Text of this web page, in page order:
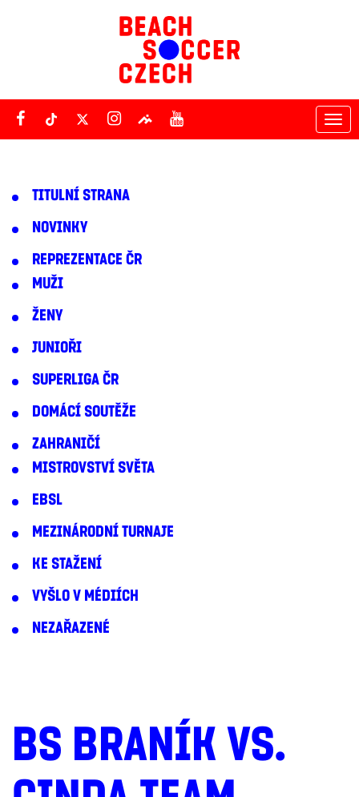
TITULNÍ STRANA
NOVINKY
REPREZENTACE ČR
MUŽI
ŽENY
JUNIOŘI
SUPERLIGA ČR
DOMÁCÍ SOUTĚŽE
ZAHRANIČÍ
MISTROVSTVÍ SVĚTA
EBSL
MEZINÁRODNÍ TURNAJE
KE STAŽENÍ
VYŠLO V MÉDIÍCH
NEZAŘAZENÉ
BS BRANÍK VS.